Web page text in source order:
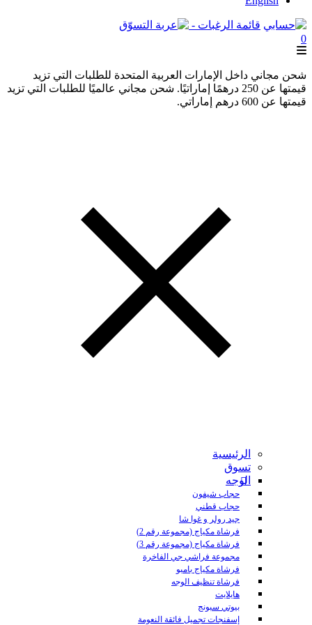
قائمة الرغبات -
0
شحن مجاني داخل الإمارات العربية المتحدة للطلبات التي تزيد
قيمتها عن 250 درهمًا إماراتيًا. شحن مجاني عالميًا للطلبات التي تزيد
قيمتها عن 600 درهم إماراتي.
الرئيسية
تسوق
الوجه
حجاب شيفون
حجاب قطني
جيد رولر و غوا شا
فرشاة مكياج (مجموعة رقم 2)
فرشاة مكياج (مجموعة رقم 3)
مجموعة فراشي جي الفاخرة
فرشاة مكياج بامبو
فرشاة تنظيف الوجه
هايلايت
بيوتي سبونج
إسفنجات تجميل فائقة النعومة